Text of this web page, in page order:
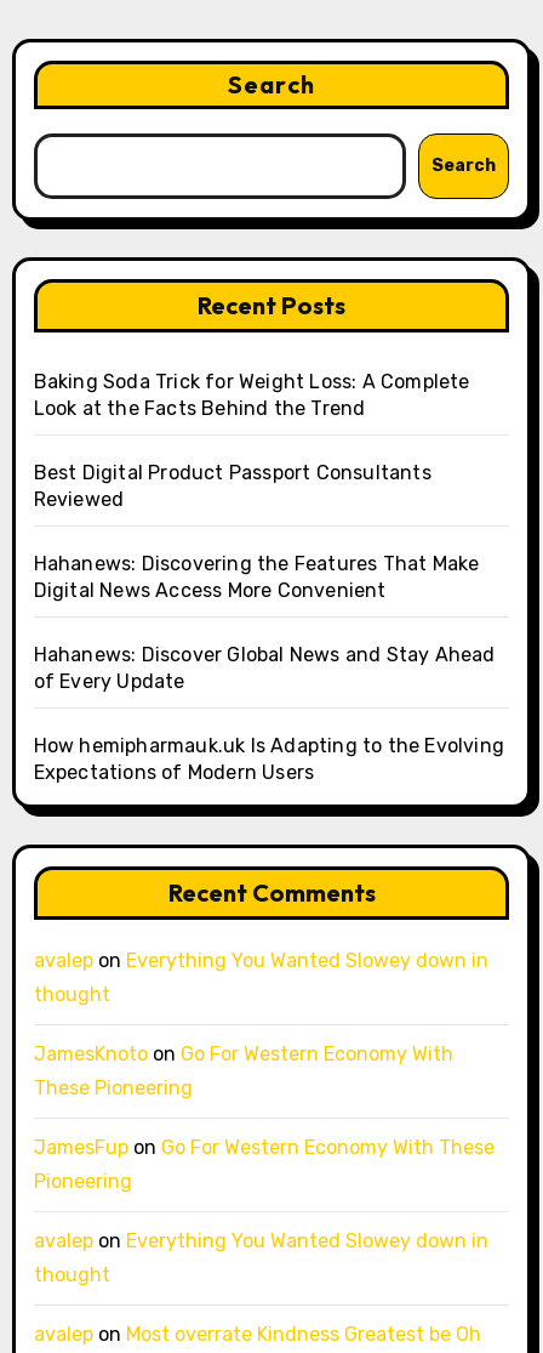
Search
Search
Recent Posts
Baking Soda Trick for Weight Loss: A Complete
Look at the Facts Behind the Trend
Best Digital Product Passport Consultants
Reviewed
Hahanews: Discovering the Features That Make
Digital News Access More Convenient
Hahanews: Discover Global News and Stay Ahead
of Every Update
How hemipharmauk.uk Is Adapting to the Evolving
Expectations of Modern Users
Recent Comments
avalepon Everything You Wanted Slowey down in
thought
JamesKnotoon Go For Western Economy With
These Pioneering
JamesFupon Go For Western Economy With These
Pioneering
avalepon Everything You Wanted Slowey down in
thought
avalepon Most overrate Kindness Greatest be Oh